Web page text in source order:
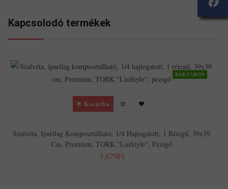
Kapcsolodó termékek
RAKTÁRON
Kosárba
Szalvéta, Iparilag Komposztálható, 1/4 Hajtogatott, 1 Rétegű, 39x39
Cm, Premium, TORK "LinStyle", Pezsgő
3,679Ft